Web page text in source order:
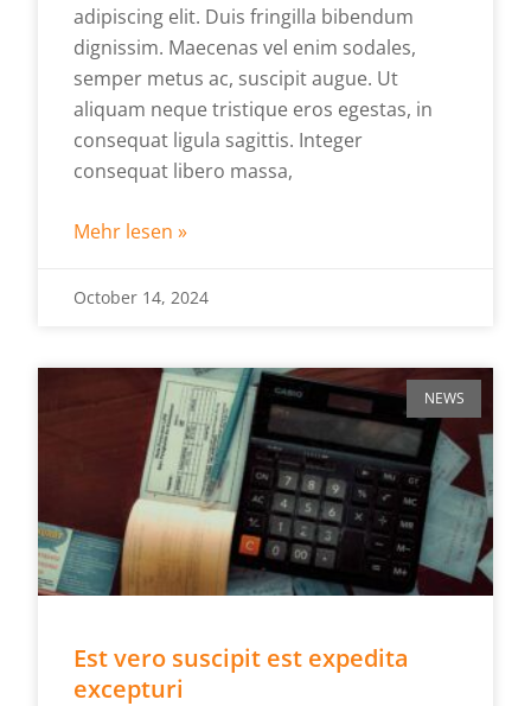
adipiscing elit. Duis fringilla bibendum
dignissim. Maecenas vel enim sodales,
semper metus ac, suscipit augue. Ut
aliquam neque tristique eros egestas, in
consequat ligula sagittis. Integer
consequat libero massa,
Mehr lesen »
October 14, 2024
NEWS
Est vero suscipit est expedita
excepturi